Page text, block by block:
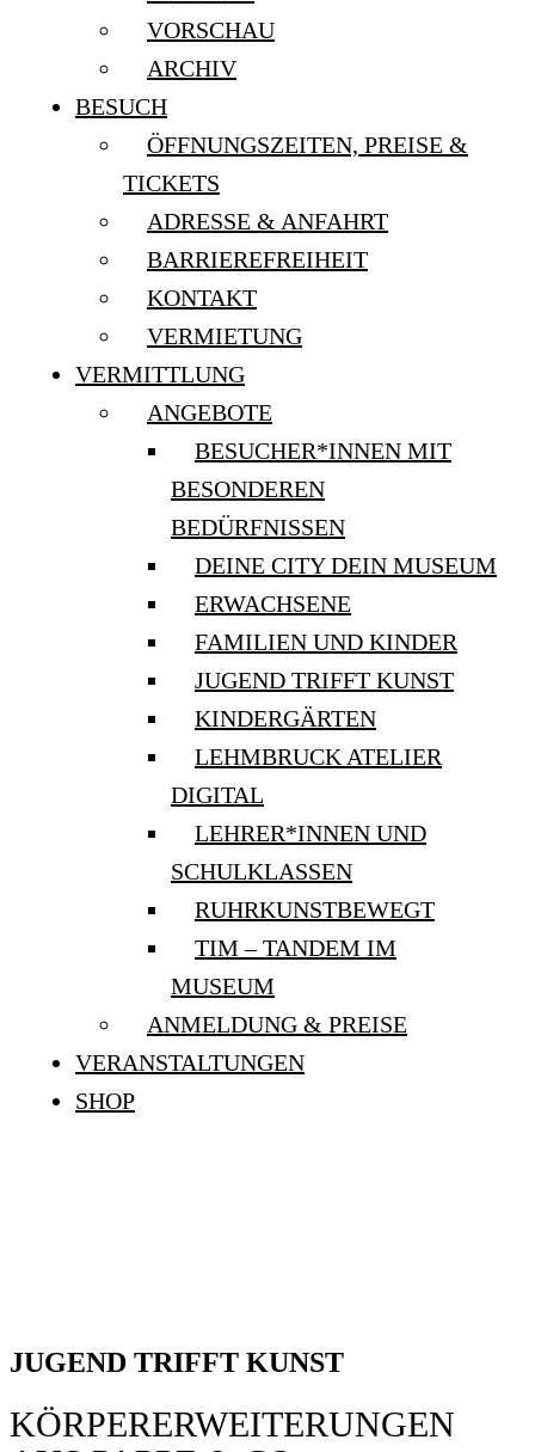
VORSCHAU
ARCHIV
BESUCH
ÖFFNUNGSZEITEN, PREISE &
TICKETS
ADRESSE & ANFAHRT
BARRIEREFREIHEIT
KONTAKT
VERMIETUNG
VERMITTLUNG
ANGEBOTE
BESUCHER*INNEN MIT
BESONDEREN
BEDÜRFNISSEN
DEINE CITY DEIN MUSEUM
ERWACHSENE
FAMILIEN UND KINDER
JUGEND TRIFFT KUNST
KINDERGÄRTEN
LEHMBRUCK ATELIER
DIGITAL
LEHRER*INNEN UND
SCHULKLASSEN
RUHRKUNSTBEWEGT
TIM – TANDEM IM
MUSEUM
ANMELDUNG & PREISE
VERANSTALTUNGEN
SHOP
JUGEND TRIFFT KUNST
KÖRPERERWEITERUNGEN